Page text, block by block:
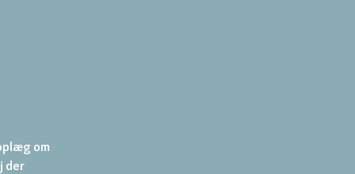
om
der